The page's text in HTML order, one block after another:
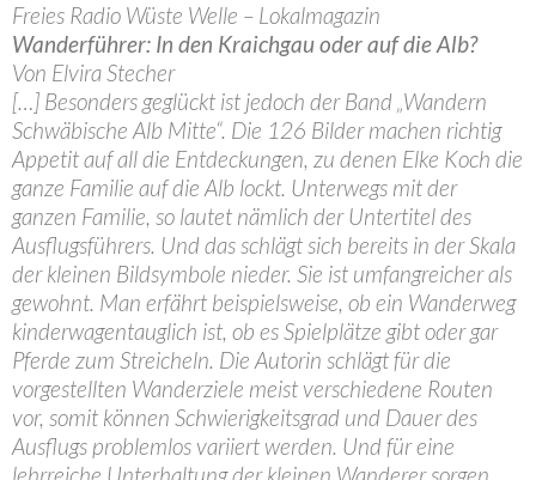
Freies Radio Wüste Welle – Lokalmagazin
Wanderführer: In den Kraichgau oder auf die Alb?
Von Elvira Stecher
[…] Besonders geglückt ist jedoch der Band „Wandern
Schwäbische Alb Mitte“. Die 126 Bilder machen richtig
Appetit auf all die Entdeckungen, zu denen Elke Koch die
ganze Familie auf die Alb lockt. Unterwegs mit der
ganzen Familie, so lautet nämlich der Untertitel des
Ausflugsführers. Und das schlägt sich bereits in der Skala
der kleinen Bildsymbole nieder. Sie ist umfangreicher als
gewohnt. Man erfährt beispielsweise, ob ein Wanderweg
kinderwagentauglich ist, ob es Spielplätze gibt oder gar
Pferde zum Streicheln. Die Autorin schlägt für die
vorgestellten Wanderziele meist verschiedene Routen
vor, somit können Schwierigkeitsgrad und Dauer des
Ausflugs problemlos variiert werden. Und für eine